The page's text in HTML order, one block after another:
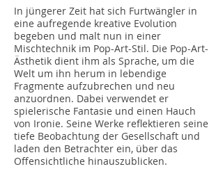
In jüngerer Zeit hat sich Furtwängler in
eine aufregende kreative Evolution
begeben und malt nun in einer
Mischtechnik im Pop-Art-Stil. Die Pop-Art-
Ästhetik dient ihm als Sprache, um die
Welt um ihn herum in lebendige
Fragmente aufzubrechen und neu
anzuordnen. Dabei verwendet er
spielerische Fantasie und einen Hauch
von Ironie. Seine Werke reflektieren seine
tiefe Beobachtung der Gesellschaft und
laden den Betrachter ein, über das
Offensichtliche hinauszublicken.